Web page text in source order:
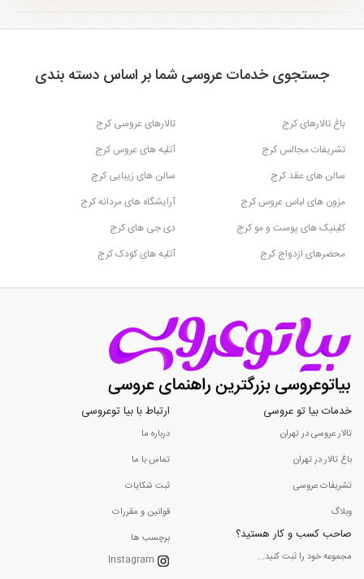
جستجوی خدمات عروسی شما بر اساس دسته بندی
باغ تالارهای کرج
تالارهای عروسی کرج
تشریفات مجالس کرج
آتلیه های عروس کرج
سالن های عقد کرج
سالن های زیبایی کرج
مزون های لباس عروس کرج
آرایشگاه های مردانه کرج
کلینیک های پوست و مو کرج
دی جی های کرج
محضرهای ازدواج کرج
آتلیه های کودک کرج
خدمات بیا تو عروسی
تالار عروسی در تهران
باغ تالار در تهران
تشریفات عروسی
وبلاگ
صاحب کسب و کار هستید؟
مجموعه خود را ثبت کنید...
ارتباط با بیا توعروسی
درباره ما
تماس با ما
ثبت شکایات
قوانین و مقررات
برچسب ها
Instagram